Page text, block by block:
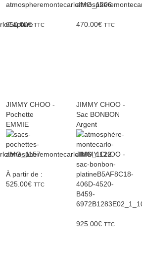
650.00€ TTC 470.00€ TTC
JIMMY CHOO -
Pochette
EMMIE
À partir de :
525.00€ TTC
JIMMY CHOO -
Sac BONBON
Argent
925.00€ TTC